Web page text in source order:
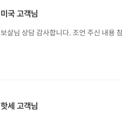
미국고객님
보살님 상담 감사합니다. 조언 주신 내용
핫세고객님